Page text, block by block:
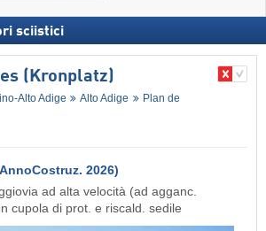
sciistici
(Kronplatz)
Alto Adige Alto Adige
Plan de
2026)
ad alta velocità (ad agganc.
cupola di prot. e riscald. sedile